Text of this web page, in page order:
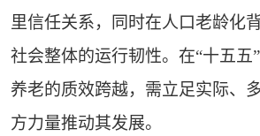
里信任关系，同时在人口老龄化
社会整体的运行韧性。在“十五五
养老的质效跨越，需立足实际、
方力量推动其发展。